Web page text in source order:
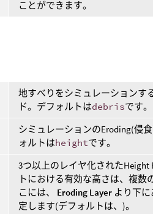
ことができます。
地すべりをシミュレーションす
ド。デフォルトはdebrisです。
シミュレーションのEroding(侵
ォルトはheightです。
3つ以上のレイヤ化された
トにおける有効な高さは、複数
こには、 Eroding Layer より下
定します(デフォルトは、)。